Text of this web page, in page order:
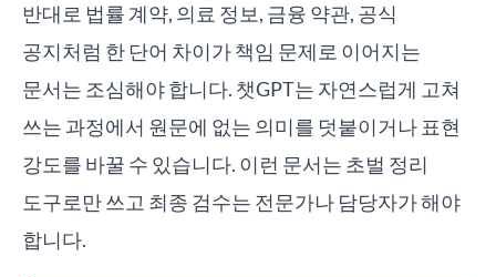
반대로 법률 계약, 의료 정보, 금융 약관, 공식
공지처럼 한 단어 차이가 책임 문제로 이어지는
문서는 조심해야 합니다. 챗GPT는 자연스럽게 고쳐
쓰는 과정에서 원문에 없는 의미를 덧붙이거나 표현
강도를 바꿀 수 있습니다. 이런 문서는 초벌 정리
도구로만 쓰고 최종 검수는 전문가나 담당자가 해야
합니다.